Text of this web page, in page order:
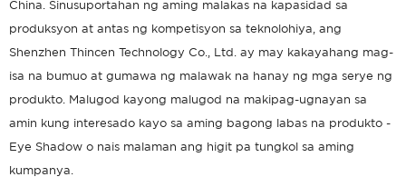
China. Sinusuportahan ng aming malakas na kapasidad sa
produksyon at antas ng kompetisyon sa teknolohiya, ang
Shenzhen Thincen Technology Co., Ltd. ay may kakayahang mag-
isa na bumuo at gumawa ng malawak na hanay ng mga serye ng
produkto. Malugod kayong malugod na makipag-ugnayan sa
amin kung interesado kayo sa aming bagong labas na produkto -
Eye Shadow o nais malaman ang higit pa tungkol sa aming
kumpanya.